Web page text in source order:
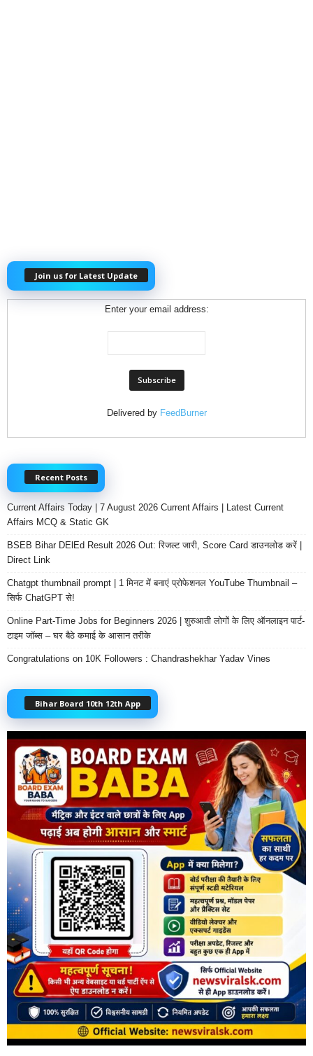
Join us for Latest Update
Enter your email address:
Delivered by FeedBurner
Recent Posts
Current Affairs Today | 7 August 2026 Current Affairs | Latest Current
Affairs MCQ & Static GK
BSEB Bihar DElEd Result 2026 Out: रिजल्ट जारी, Score Card डाउनलोड करें |
Direct Link
Chatgpt thumbnail prompt | 1 मिनट में बनाएं प्रोफेशनल YouTube Thumbnail –
सिर्फ ChatGPT से!
Online Part-Time Jobs for Beginners 2026 | शुरुआती लोगों के लिए ऑनलाइन पार्ट-
टाइम जॉब्स – घर बैठे कमाई के आसान तरीके
Congratulations on 10K Followers : Chandrashekhar Yadav Vines
Bihar Board 10th 12th App